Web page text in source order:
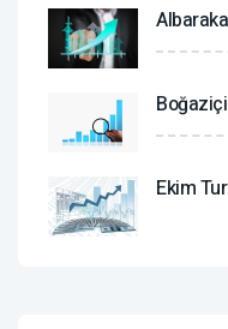
Boğaziçi
Ekim